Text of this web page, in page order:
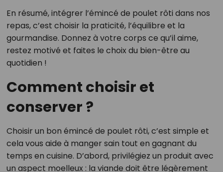
En résumé, intégrer l’émincé de poulet rôti dans nos
repas, c’est choisir la praticité, l’équilibre et la
gourmandise. Donnez à votre corps ce qu’il aime,
restez motivé et faites le choix du bien-être au
quotidien !
Comment choisir et
conserver ?
Choisir un bon émincé de poulet rôti, c’est simple et
cela vous aide à manger sain tout en gagnant du
temps en cuisine. D’abord, privilégiez un produit avec
un aspect moelleux : la viande doit être légèrement